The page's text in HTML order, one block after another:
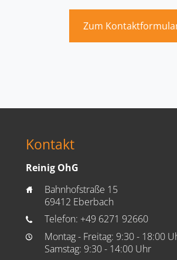
Zum
Kontakt
Reinig OhG
home
Bahnhofstraße 15
69412 Eberbach
phone Telefon: +49 6271 92660
time
Montag - Freitag: 9:30 - 18:00
Samstag: 9:30 - 14:00 Uhr